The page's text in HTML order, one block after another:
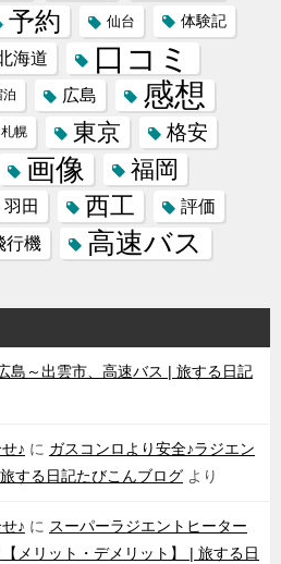
予約 仙台 体験記
海道 口コミ
泊 広島 感想
札幌 東京 格安
画像 福岡
羽田 西工
評価
行機 高速バス
島～出雲市、高速バス | 旅する日記
♪ に ガスコンロより安全♪ラジエン
する日記たびこんブログ より
♪ に スーパーラジエントヒーター
メリット・デメリット】 | 旅する日